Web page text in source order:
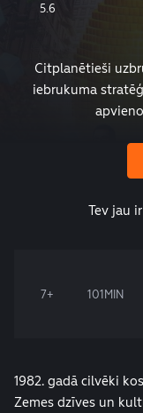
5.6
Citplanētieši
iebrukuma
Tev jau
7+ 101MIN
1982. gadā cilvēki
Zemes dzīves un